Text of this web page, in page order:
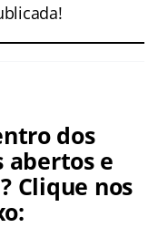
dos
abertos e
Clique nos